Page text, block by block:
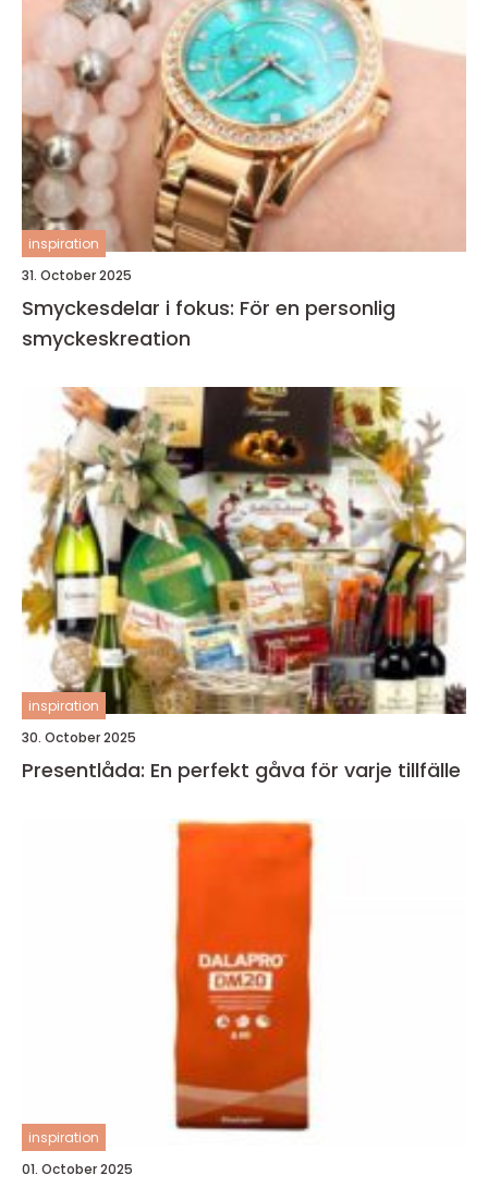
inspiration
31. October 2025
Smyckesdelar i fokus: För en personlig
smyckeskreation
inspiration
30. October 2025
Presentlåda: En perfekt gåva för varje tillfälle
inspiration
01. October 2025